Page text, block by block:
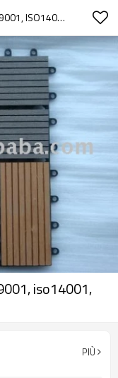
HUASU WPC SAUNA IMBARCO ( ISO9001, ISO14001, ROHS )
iso14001,
PIÙ